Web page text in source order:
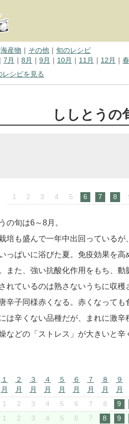
海産物 その他
旬のレシピ
7月 8月 9月 10月 11月 12月 春
レシピを見る
ししとうの
1 2 3 4 5 6 7 8
の旬は6～8月。
培も盛んで一年中出回っているが
っぱいに浴びた夏。免疫効果を高
また、強い抗酸化作用をもち、動
れているのは熟さないうちに収穫
辛子同様赤くなる。赤くなっても
は辛くない品種だが、まれに激辛
などの「ストレス」が大きいと辛
１
月
２
月
３
月
４
月
５
月
６
月
７
月
８
月
９
月
1 2 3 4 5 6 7 8 9
1 2 3 4 5 6 7 8 9